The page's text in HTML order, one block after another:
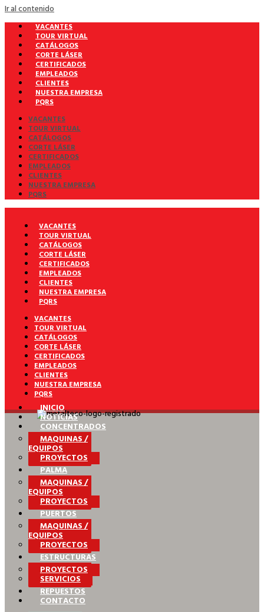
Ir al contenido
VACANTES
TOUR VIRTUAL
CATÁLOGOS
CORTE LÁSER
CERTIFICADOS
EMPLEADOS
CLIENTES
NUESTRA EMPRESA
PQRS
VACANTES
TOUR VIRTUAL
CATÁLOGOS
CORTE LÁSER
CERTIFICADOS
EMPLEADOS
CLIENTES
NUESTRA EMPRESA
PQRS
VACANTES
TOUR VIRTUAL
CATÁLOGOS
CORTE LÁSER
CERTIFICADOS
EMPLEADOS
CLIENTES
NUESTRA EMPRESA
PQRS
VACANTES
TOUR VIRTUAL
CATÁLOGOS
CORTE LÁSER
CERTIFICADOS
EMPLEADOS
CLIENTES
NUESTRA EMPRESA
PQRS
INICIO
NOTICIAS
CONCENTRADOS
MAQUINAS /
EQUIPOS
PROYECTOS
PALMA
MAQUINAS /
EQUIPOS
PROYECTOS
PUERTOS
MAQUINAS /
EQUIPOS
PROYECTOS
ESTRUCTURAS
PROYECTOS
SERVICIOS
REPUESTOS
CONTACTO